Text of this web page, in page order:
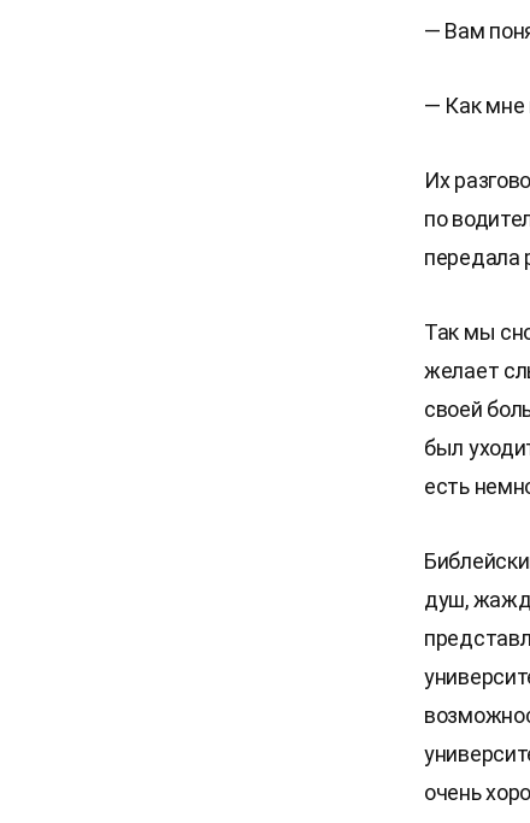
— Вам
— Как мне
Их
по
передала
Так мы
желает
своей
был
есть
душ,
очень